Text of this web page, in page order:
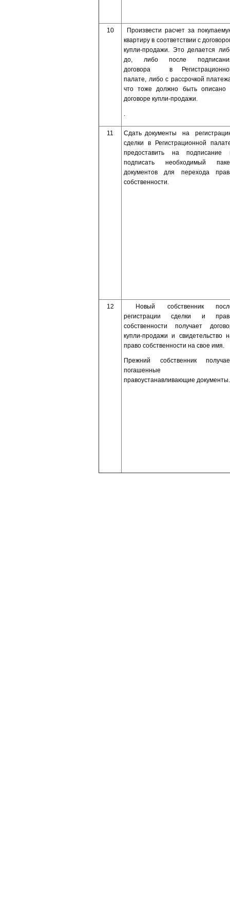
10
Произвести расчет за
квартиру в соответствии с
купли-продажи. Это делается
до, либо после
договора в
палате, либо с рассрочкой
что тоже должно быть описано
договоре купли-продажи.
.
11
Сдать документы на
сделки в Регистрационной
предоставить на подписание
подписать необходимый
документов для перехода
собственности.
12
Новый собственник
регистрации сделки и
собственности получает
купли-продажи и свидетельство
право собственности на свое имя.
Прежний собственник
погашенные
правоустанавливающие документы.